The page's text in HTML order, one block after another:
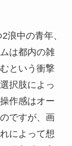
浪中の青年、
は都内の雑
という衝撃
択肢によっ
作感はオー
ですが、画
によって想